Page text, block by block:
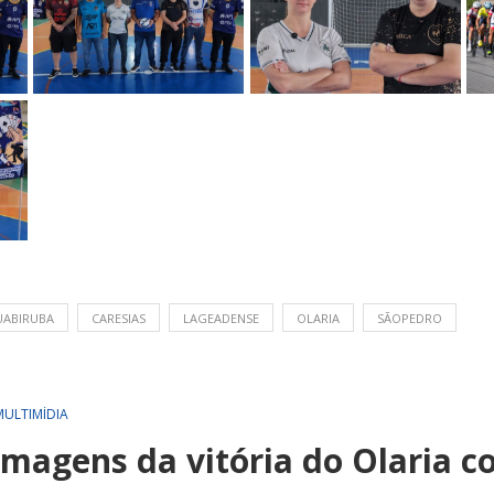
CARESIAS LAGEADENSE OLARIA SÃOPEDRO
da vitória do Olaria